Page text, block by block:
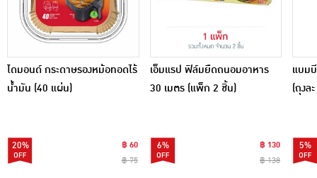
ไดมอนด์ กระดาษรองหม้อทอดไร้
น้ำมัน (40 แผ่น)
20%
฿ 60
฿ 75
เอ็มแรป ฟิล์มยืดถนอมอาหาร
30 เมตร (แพ็ก 2 ชิ้น)
6%
฿ 130
฿ 138
แบม
(ถุงล
5%